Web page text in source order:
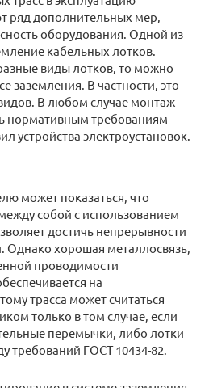
ряд дополнительных мер,
оборудования. Одной из
кабельных лотков.
виды лотков, то можно
заземления. В частности, это
В любом случае монтаж
нормативным требованиям
устройства электроустановок.
может показаться, что
собой с использованием
достичь непрерывности
Однако хорошая металлосвязь,
проводимости
на
трасса может считаться
только в том случае, если
перемычки, либо лотки
требований ГОСТ 10434-82.